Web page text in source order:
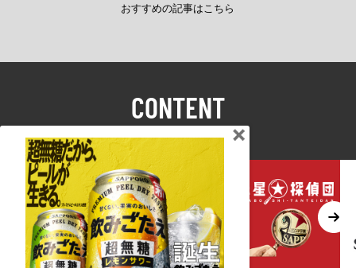
おすすめの記事はこちら
CONTENT
コンテンツ